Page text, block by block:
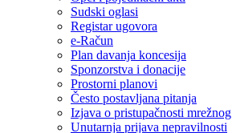
Sudski oglasi
Registar ugovora
e-Račun
Plan davanja koncesija
Sponzorstva i donacije
Prostorni planovi
Često postavljana pitanja
Izjava o pristupačnosti
Unutarnja prijava nepravilnosti